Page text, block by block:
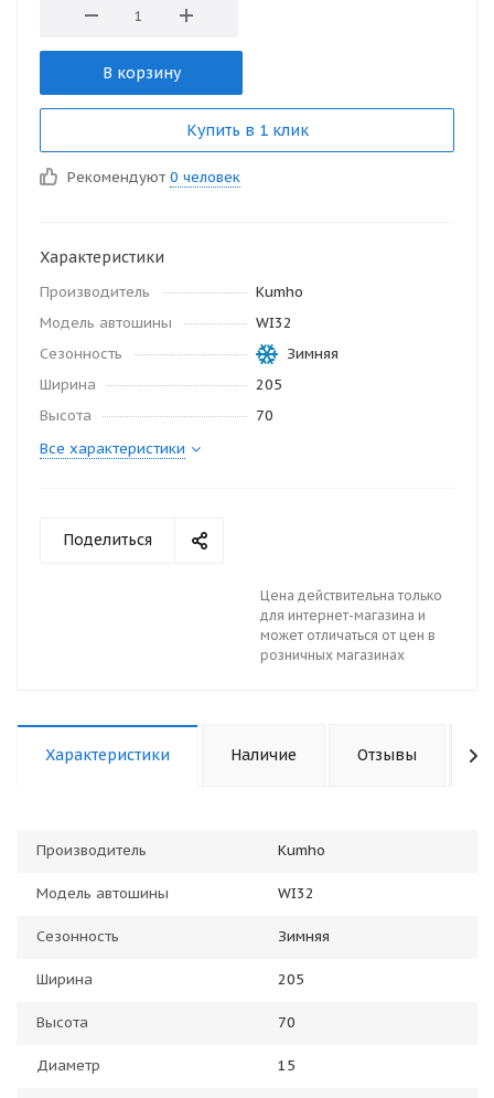
В корзину
Купить в 1 клик
Рекомендуют 0 человек
Характеристики
Производитель
Kumho
Модель автошины
WI32
Сезонность
Зимняя
Ширина
205
Высота
70
Все характеристики
Поделиться
Цена действительна только
для интернет-магазина и
может отличаться от цен в
розничных магазинах
Характеристики Наличие Отзывы
Производитель Kumho
Модель автошины WI32
Сезонность Зимняя
Ширина 205
Высота 70
Диаметр 15